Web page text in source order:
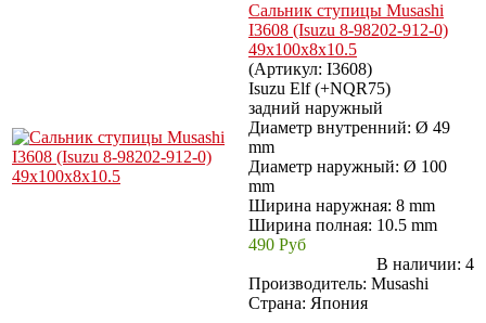
Сальник ступицы Musashi
I3608 (Isuzu 8-98202-912-0)
49x100x8x10.5
(Артикул: I3608)
Isuzu Elf (+NQR75)
задний наружный
Диаметр внутренний: Ø 49
mm
Диаметр наружный: Ø 100
mm
Ширина наружная: 8 mm
Ширина полная: 10.5 mm
490 Руб
В наличии: 4
Производитель: Musashi
Страна: Япония